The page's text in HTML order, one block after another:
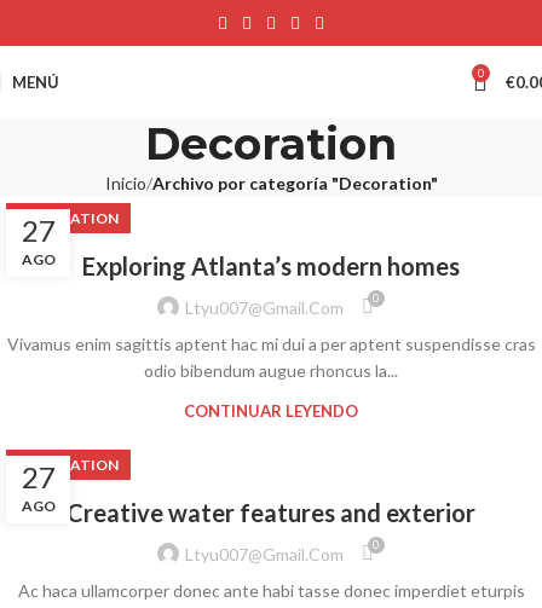
MENÚ 0 €
Decoration
Inicio Archivo por categoría "Decoration"
27
AGO
DECORATION
Exploring Atlanta’s modern homes
Ltyu007@gmail.com 0
Vivamus enim sagittis aptent hac mi dui a per aptent suspendisse cras
odio bibendum augue rhoncus la...
CONTINUAR LEYENDO
27
AGO
DECORATION
Creative water features and exterior
Ltyu007@gmail.com 0
Ac haca ullamcorper donec ante habi tasse donec imperdiet eturpis